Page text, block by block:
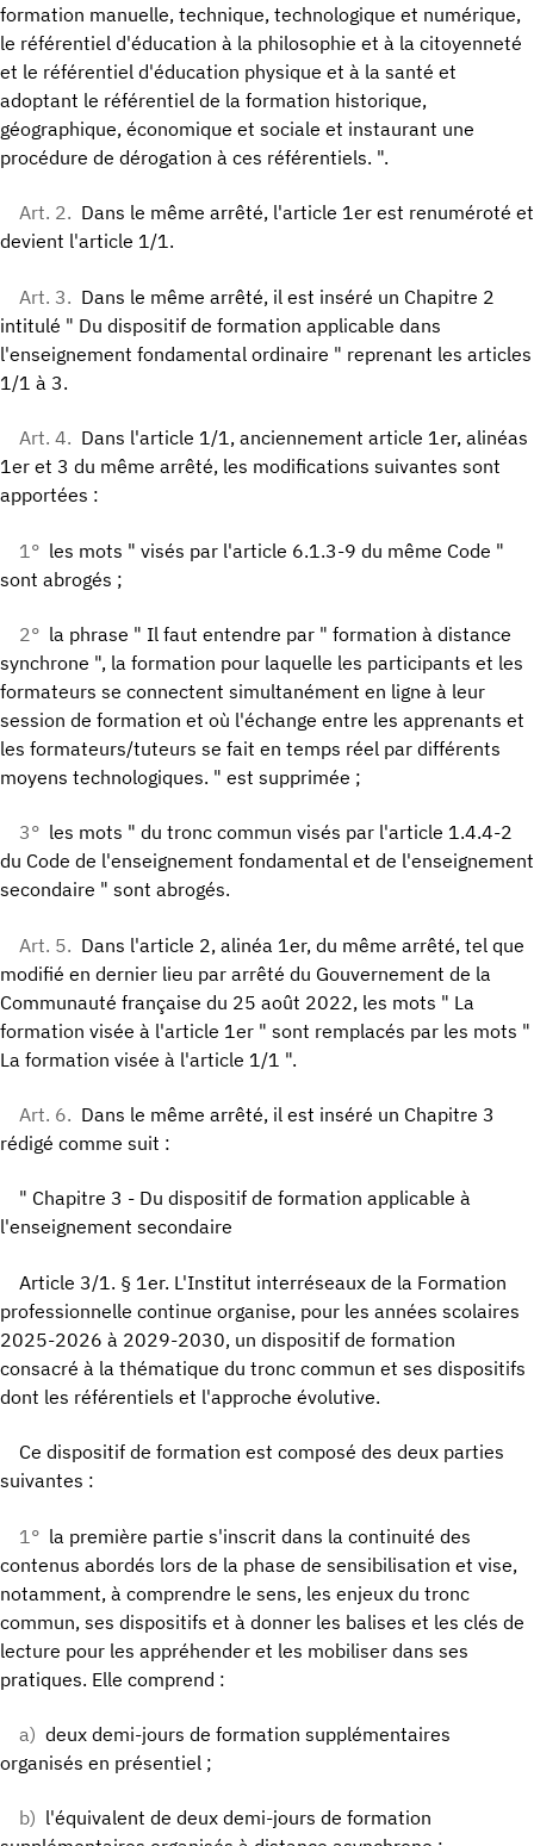
formation manuelle, technique, technologique et numérique,
le référentiel d'éducation à la philosophie et à la citoyenneté
et le référentiel d'éducation physique et à la santé et
adoptant le référentiel de la formation historique,
géographique, économique et sociale et instaurant une
procédure de dérogation à ces référentiels. ".
Art. 2. Dans le même arrêté, l'article 1er est renuméroté et
devient l'article 1/1.
Art. 3. Dans le même arrêté, il est inséré un Chapitre 2
intitulé " Du dispositif de formation applicable dans
l'enseignement fondamental ordinaire " reprenant les articles
1/1 à 3.
Art. 4. Dans l'article 1/1, anciennement article 1er, alinéas
1er et 3 du même arrêté, les modifications suivantes sont
apportées :
1° les mots " visés par l'article 6.1.3-9 du même Code "
sont abrogés ;
2° la phrase " Il faut entendre par " formation à distance
synchrone ", la formation pour laquelle les participants et les
formateurs se connectent simultanément en ligne à leur
session de formation et où l'échange entre les apprenants et
les formateurs/tuteurs se fait en temps réel par différents
moyens technologiques. " est supprimée ;
3° les mots " du tronc commun visés par l'article 1.4.4-2
du Code de l'enseignement fondamental et de l'enseignement
secondaire " sont abrogés.
Art. 5. Dans l'article 2, alinéa 1er, du même arrêté, tel que
modifié en dernier lieu par arrêté du Gouvernement de la
Communauté française du 25 août 2022, les mots " La
formation visée à l'article 1er " sont remplacés par les mots "
La formation visée à l'article 1/1 ".
Art. 6. Dans le même arrêté, il est inséré un Chapitre 3
rédigé comme suit :
" Chapitre 3 - Du dispositif de formation applicable à
l'enseignement secondaire
Article 3/1. § 1er. L'Institut interréseaux de la Formation
professionnelle continue organise, pour les années scolaires
2025-2026 à 2029-2030, un dispositif de formation
consacré à la thématique du tronc commun et ses dispositifs
dont les référentiels et l'approche évolutive.
Ce dispositif de formation est composé des deux parties
suivantes :
1° la première partie s'inscrit dans la continuité des
contenus abordés lors de la phase de sensibilisation et vise,
notamment, à comprendre le sens, les enjeux du tronc
commun, ses dispositifs et à donner les balises et les clés de
lecture pour les appréhender et les mobiliser dans ses
pratiques. Elle comprend :
a) deux demi-jours de formation supplémentaires
organisés en présentiel ;
b) l'équivalent de deux demi-jours de formation